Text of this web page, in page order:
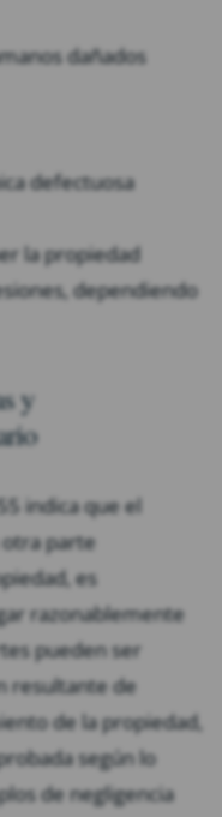
dañados
defectuosa
la propiedad
dependiendo
y
indica que el
parte
es
razonablemente
pueden ser
resultante de
de la propiedad,
según lo
de negligencia